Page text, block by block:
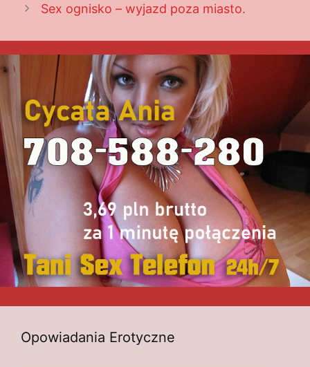
Sex ognisko – wyjazd poza miasto.
Opowiadania Erotyczne